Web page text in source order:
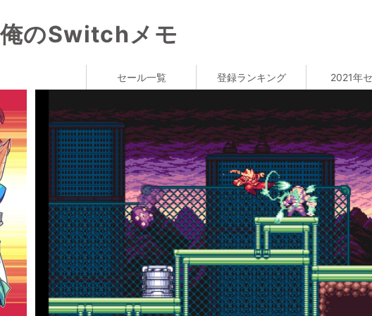
俺のSwitchメモ
セール一覧 登録ランキング 2021年